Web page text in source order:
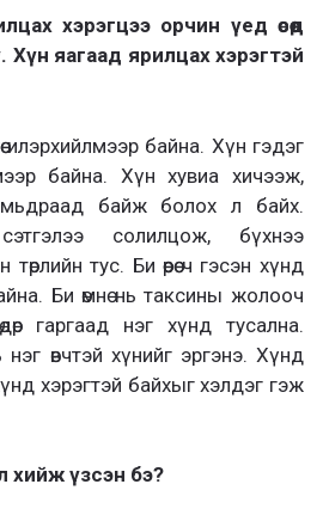
хэрэгцээ орчин үед өсөөд
Хүн яагаад ярилцах хэрэгтэй
илэрхийлмээр байна. Хүн гэдэг
байна. Хүн хувиа хичээж,
байж болох л байх.
солилцож, бүхнээ
тус. Би өөрөө ч гэсэн хүнд
Би өмнө нь таксины жолооч
гаргаад нэг хүнд тусална.
өвчтэй хүнийг эргэнэ. Хүнд
хэрэгтэй байхыг хэлдэг гэж
хийж үзсэн бэ?